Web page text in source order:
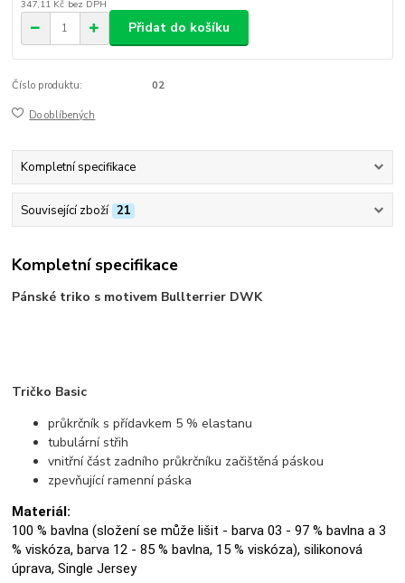
347,11 Kč bez DPH
Přidat do košíku
Číslo produktu: 02
Do oblíbených
Kompletní specifikace
Související zboží 21
Kompletní specifikace
Pánské triko s motivem Bullterrier DWK
Tričko Basic
průkrčník s přídavkem 5 % elastanu
tubulární střih
vnitřní část zadního průkrčníku začištěná páskou
zpevňující ramenní páska
Materiál:
100 % bavlna (složení se může lišit - barva 03 - 97 % bavlna a 3
% viskóza, barva 12 - 85 % bavlna, 15 % viskóza), silikonová
úprava, Single Jersey